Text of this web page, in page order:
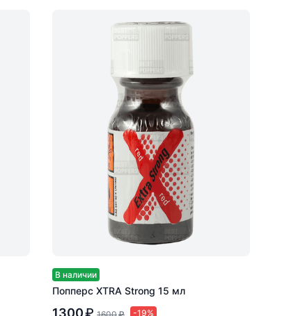
В наличии
Попперс XTRA Strong 15 мл
1300₽ -19%